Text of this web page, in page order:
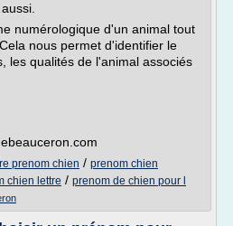
numérologique d'un animal tout
nous permet d'identifier le
les qualités de l'animal associés
prenom chien / prenom chien
chien lettre / prenom de chien pour l